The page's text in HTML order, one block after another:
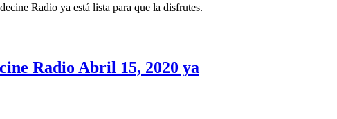
Radio ya está lista para que la disfrutes.
Radio Abril 15, 2020 ya